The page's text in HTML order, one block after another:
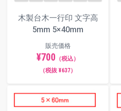
木製台木一行印 文字高
5mm 5×40mm
販売価格
¥700 （税込）
（税抜 ¥637）